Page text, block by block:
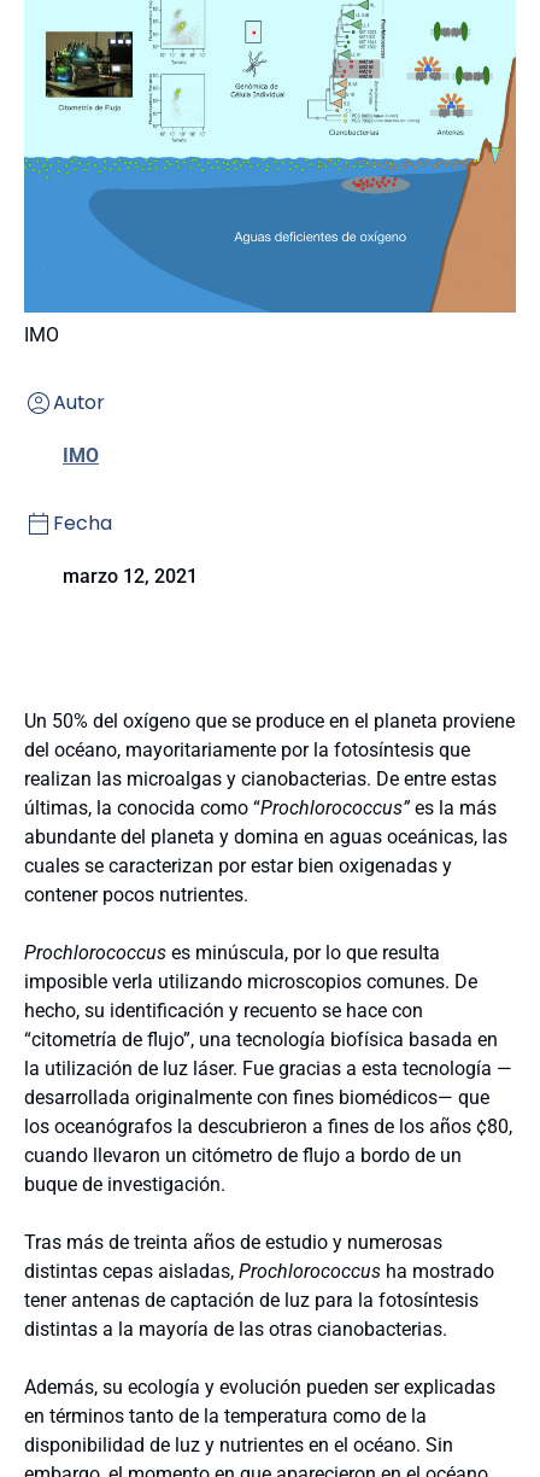
IMO
Autor
IMO
Fecha
marzo 12, 2021
Un 50% del oxígeno que se produce en el planeta proviene
del océano, mayoritariamente por la fotosíntesis que
realizan las microalgas y cianobacterias. De entre estas
últimas, la conocida como “Prochlorococcus”es la más
abundante del planeta y domina en aguas oceánicas, las
cuales se caracterizan por estar bien oxigenadas y
contener pocos nutrientes.
Prochlorococcus es minúscula, por lo que resulta
imposible verla utilizando microscopios comunes. De
hecho, su identificación y recuento se hace con
“citometría de flujo”, una tecnología biofísica basada en
la utilización de luz láser. Fue gracias a esta tecnología —
desarrollada originalmente con fines biomédicos— que
los oceanógrafos la descubrieron a fines de los años ¢80,
cuando llevaron un citómetro de flujo a bordo de un
buque de investigación.
Tras más de treinta años de estudio y numerosas
distintas cepas aisladas, Prochlorococcus ha mostrado
tener antenas de captación de luz para la fotosíntesis
distintas a la mayoría de las otras cianobacterias.
Además, su ecología y evolución pueden ser explicadas
en términos tanto de la temperatura como de la
disponibilidad de luz y nutrientes en el océano. Sin